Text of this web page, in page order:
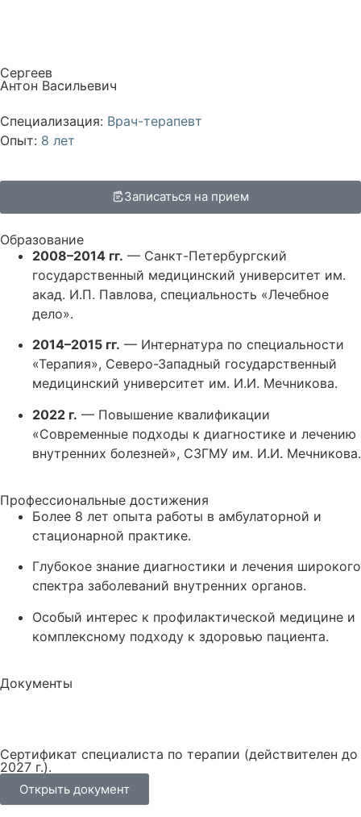
Сергеев
Антон Васильевич
Специализация: Врач-терапевт
Опыт: 8 лет
Записаться на прием
Образование
2008–2014 гг. — Санкт-Петербургский
государственный медицинский университет им.
акад. И.П. Павлова, специальность «Лечебное
дело».
2014–2015 гг. — Интернатура по специальности
«Терапия», Северо-Западный государственный
медицинский университет им. И.И. Мечникова.
2022 г. — Повышение квалификации
«Современные подходы к диагностике и лечению
внутренних болезней», СЗГМУ им. И.И. Мечникова.
Профессиональные достижения
Более 8 лет опыта работы в амбулаторной и
стационарной практике.
Глубокое знание диагностики и лечения широкого
спектра заболеваний внутренних органов.
Особый интерес к профилактической медицине и
комплексному подходу к здоровью пациента.
Документы
Сертификат специалиста по терапии (действителен до
2027 г.).
Открыть документ